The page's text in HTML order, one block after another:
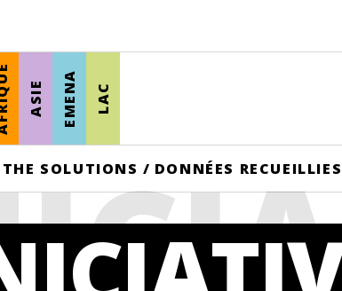
ASIE EMENA LAC
THE SOLUTIONS / DONNÉES